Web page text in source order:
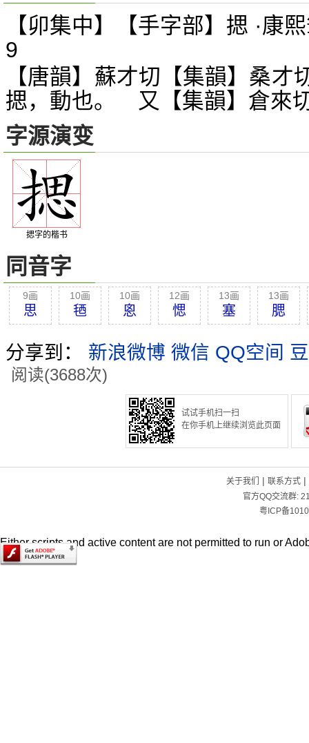
【卯集中】【手字部】揌 ·康
9
【唐韻】蘇才切【集韻】桑才
揌，動也。 又【集韻】倉來
字源演变
揌字的楷书
同音字
9画
思
10画
毢
10画
恖
12画
愢
13画
塞
13画
腮
分享到： 新浪微博 微信 QQ空间
阅读(3688次)
试试手机扫一扫
在你手机上继续浏览此页面
关于我们 | 联系方式|
官方QQ交流群:
粤ICP备
Either scripts and active content are not permitted to run or